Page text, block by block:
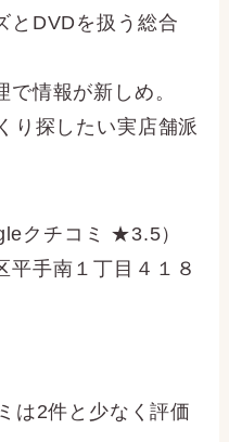
とDVDを扱う総合
で情報が新しめ。
り探したい実店舗派
クチコミ ★3.5）
平手南１丁目４１８
は2件と少なく評価